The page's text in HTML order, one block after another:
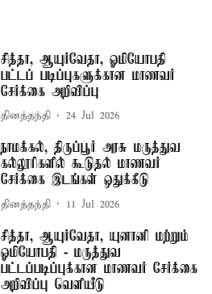
சித்தா, ஆயுர்வேதா, ஓமியோபதி
பட்டப் படிப்புகளுக்கான மாணவர்
சேர்க்கை அறிவிப்பு
தினத்தந்தி 24 Jul 2026
நாமக்கல், திருப்பூர் அரசு மருத்துவ
கல்லூரிகளில் கூடுதல் மாணவர்
சேர்க்கை இடங்கள் ஒதுக்கீடு
தினத்தந்தி 11 Jul 2026
சித்தா, ஆயுர்வேதா, யுனானி மற்றும்
ஓமியோபதி - மருத்துவ
பட்டப்படிப்புக்கான மாணவர் சேர்க்கை
அறிவிப்பு வெளியீடு